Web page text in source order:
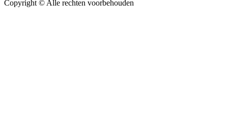
Copyright © Alle rechten voorbehouden